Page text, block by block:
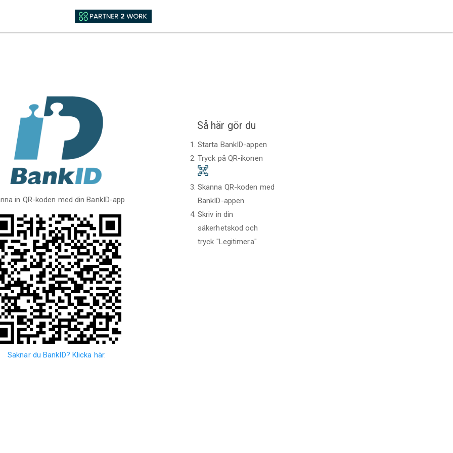
in QR-koden med din BankID-app
Saknar du BankID? Klicka här.
Så här gör du
Starta BankID-appen
Tryck på QR-ikonen
Skanna QR-koden med
BankID-appen
Skriv in din
säkerhetskod och
tryck "Legitimera"